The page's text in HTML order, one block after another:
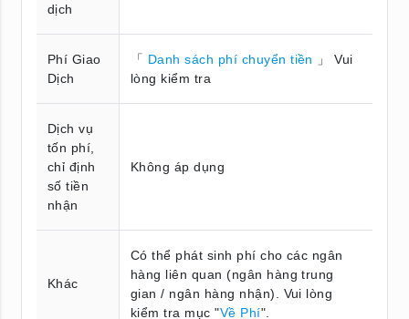
dịch
Phí Giao
Dịch
「 Danh sách phí chuyển tiền
」 Vui
lòng kiểm tra
Dịch vụ
tốn phí,
chỉ định
số tiền
nhận
Không áp dụng
Khác
Có thể phát sinh phí cho các ngân
hàng liên quan (ngân hàng trung
gian / ngân hàng nhận). Vui lòng
kiểm tra mục "Về Phí".